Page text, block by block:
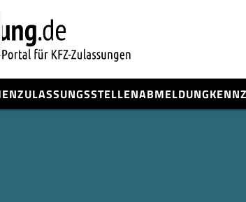
ZULASSUNGSSTELLENABMELDUNG